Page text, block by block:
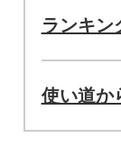
ランキン
使い道か